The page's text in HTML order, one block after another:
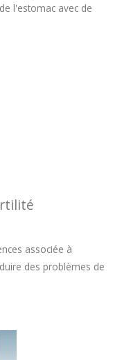
l'estomac avec de
associée à
des problèmes de